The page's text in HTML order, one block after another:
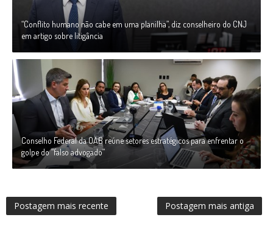
“Conflito humano não cabe em uma planilha”, diz conselheiro do CNJ
em artigo sobre litigância
Conselho Federal da OAB reúne setores estratégicos para enfrentar o
golpe do “falso advogado”
Postagem mais recente Postagem mais antiga